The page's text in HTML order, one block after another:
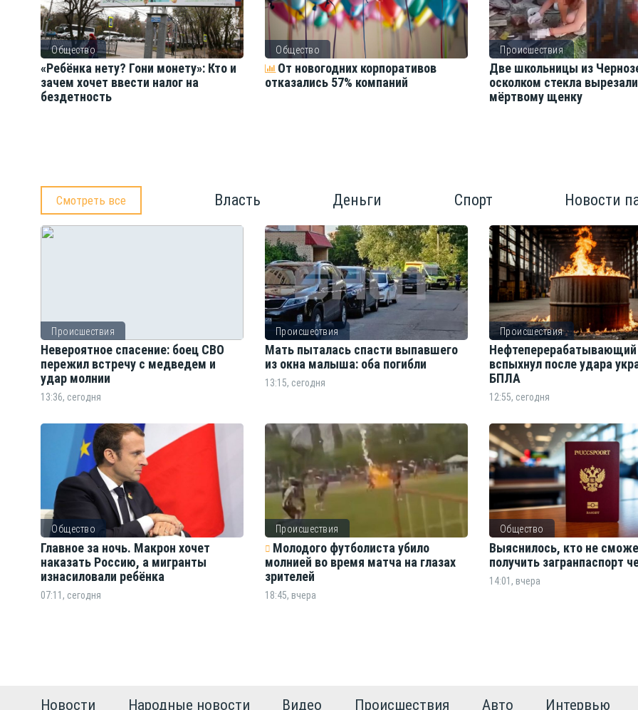
Общество
«Ребёнка нету? Гони монету»: Кто и
зачем хочет ввести налог на
бездетность
Общество
От новогодних корпоративов
отказались 57% компаний
Происшествия
Две школьницы из
осколком стекла
мёртвому щенку
Смотреть все Власть Деньги Спорт Новости
Происшествия
Невероятное спасение: боец СВО
пережил встречу с медведем и
удар молнии
13:36, сегодня
Происшествия
Мать пыталась спасти выпавшего
из окна малыша: оба погибли
13:15, сегодня
Происшествия
Нефтеперерабатывающий
вспыхнул после удара
БПЛА
12:55, сегодня
Общество
Главное за ночь. Макрон хочет
наказать Россию, а мигранты
изнасиловали ребёнка
07:11, сегодня
Происшествия
Молодого футболиста убило
молнией во время матча на глазах
зрителей
18:45, вчера
Общество
Выяснилось, кто не
получить загранпаспорт
14:01, вчера
Новости Народные новости Видео Происшествия Авто Интервью